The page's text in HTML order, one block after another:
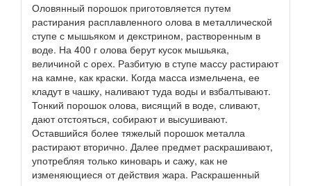
Оловянный порошок приготовляется путем
растирания расплавленного олова в металлической
ступе с мышьяком и декстрином, растворенным в
воде. На 400 г олова берут кусок мышьяка,
величиной с орех. Разбитую в ступе массу растирают
на камне, как краски. Когда масса измельчена, ее
кладут в чашку, наливают туда воды и взбалтывают.
Тонкий порошок олова, висящий в воде, сливают,
дают отстояться, собирают и высушивают.
Оставшийся более тяжелый порошок металла
растирают вторично. Далее предмет раскрашивают,
употребляя только киноварь и сажу, как не
изменяющиеся от действия жара. Раскрашенный